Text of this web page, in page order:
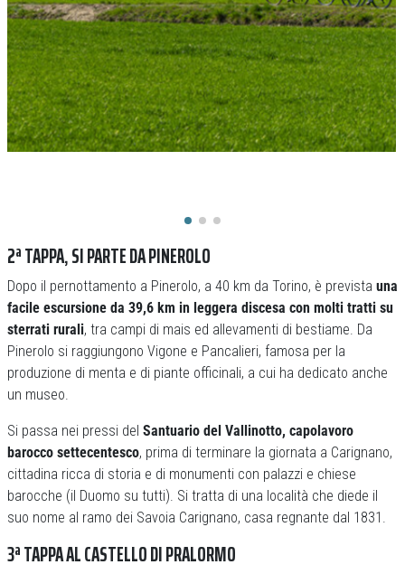
2ª TAPPA, SI PARTE DA PINEROLO
Dopo il pernottamento a Pinerolo, a 40 km da Torino, è prevista una
facile escursione da 39,6 km in leggera discesa con molti tratti su
sterrati rurali, tra campi di mais ed allevamenti di bestiame. Da
Pinerolo si raggiungono Vigone e Pancalieri, famosa per la
produzione di menta e di piante officinali, a cui ha dedicato anche
un museo.
Si passa nei pressi del Santuario del Vallinotto, capolavoro
barocco settecentesco, prima di terminare la giornata a Carignano,
cittadina ricca di storia e di monumenti con palazzi e chiese
barocche (il Duomo su tutti). Si tratta di una località che diede il
suo nome al ramo dei Savoia Carignano, casa regnante dal 1831.
3ª TAPPA AL CASTELLO DI PRALORMO